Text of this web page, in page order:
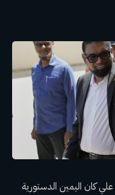
عليكان اليمين الدستورية